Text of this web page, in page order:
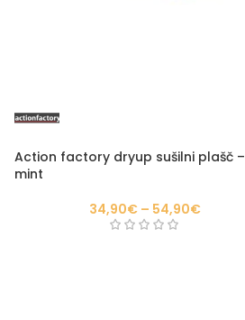
Action factory dryup sušilni plašč –
mint
34,90€ – 54,90€